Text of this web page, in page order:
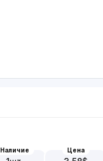
Наличие Цена